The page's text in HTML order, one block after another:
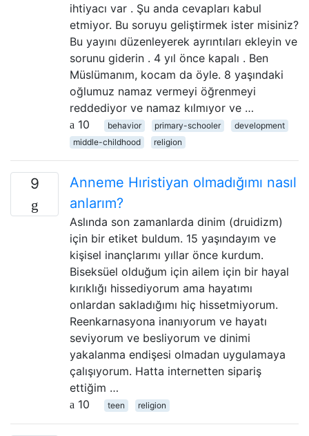
ihtiyacı var . Şu anda cevapları kabul
etmiyor. Bu soruyu geliştirmek ister misiniz?
Bu yayını düzenleyerek ayrıntıları ekleyin ve
sorunu giderin . 4 yıl önce kapalı . Ben
Müslümanım, kocam da öyle. 8 yaşındaki
oğlumuz namaz vermeyi öğrenmeyi
reddediyor ve namaz kılmıyor ve …
10
behavior primary-schooler
development
middle-childhood
religion
9
Anneme Hıristiyan olmadığımı nasıl
anlarım?
Aslında son zamanlarda dinim (druidizm)
için bir etiket buldum. 15 yaşındayım ve
kişisel inançlarımı yıllar önce kurdum.
Biseksüel olduğum için ailem için bir hayal
kırıklığı hissediyorum ama hayatımı
onlardan sakladığımı hiç hissetmiyorum.
Reenkarnasyona inanıyorum ve hayatı
seviyorum ve besliyorum ve dinimi
yakalanma endişesi olmadan uygulamaya
çalışıyorum. Hatta internetten sipariş
ettiğim …
10
teen religion